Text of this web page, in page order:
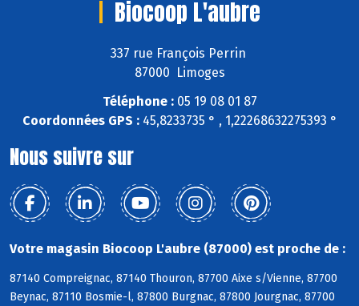
Biocoop L'aubre
337 rue François Perrin
87000 Limoges
Téléphone :05 19 08 01 87
Coordonnées GPS :45,8233735 ° , 1,22268632275393 °
Nous suivre sur
Votre magasin Biocoop L'aubre (87000) est proche de :
87140 Compreignac, 87140 Thouron, 87700 Aixe s/Vienne, 87700
Beynac, 87110 Bosmie-l, 87800 Burgnac, 87800 Jourgnac, 87700